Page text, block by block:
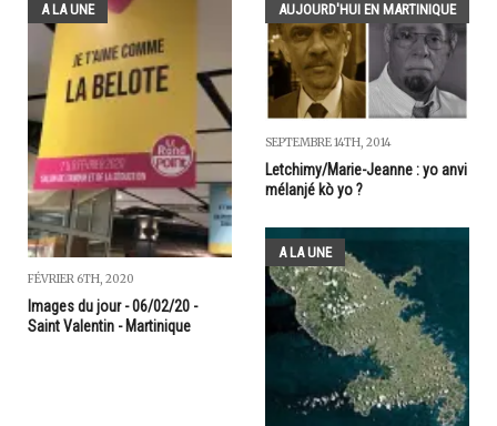
A LA UNE
FÉVRIER 6TH, 2020
Images du jour - 06/02/20 -
Saint Valentin - Martinique
AUJOURD'HUI EN MARTINIQUE
SEPTEMBRE 14TH, 2014
Letchimy/Marie-Jeanne : yo anvi
mélanjé kò yo ?
A LA UNE